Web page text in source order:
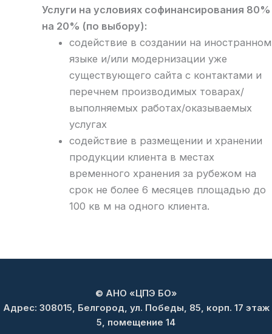
Услуги на условиях софинансирования 80%
на 20% (по выбору):
содействие в создании на иностранном
языке и/или модернизации уже
существующего сайта с контактами и
перечнем производимых товарах/
выполняемых работах/оказываемых
услугах
содействие в размещении и хранении
продукции клиента в местах
временного хранения за рубежом на
срок не более 6 месяцев площадью до
100 кв м на одного клиента.
© АНО «ЦПЭ БО»
Адрес: 308015, Белгород, ул. Победы, 85, корп. 17 этаж
5, помещение 14